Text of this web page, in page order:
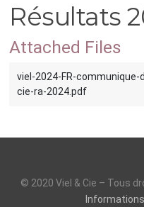
Résultats
Attached Files
viel-2024-FR-communique-
cie-ra-2024.pdf
© 2020 Viel & Cie – Tous